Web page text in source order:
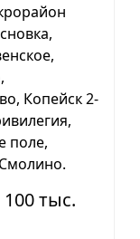
Копейск 2-
поле,
тыс.